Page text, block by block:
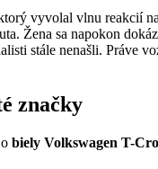
vyvolal vlnu reakcií
Žena sa napokon
stále nenašli. Práve
značky
biely Volkswagen T-